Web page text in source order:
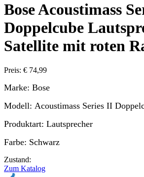
Bose Acoustimass
Doppelcube
Satellite mit roten
Preis: € 74,99
Marke: Bose
Modell: Acoustimass Series II
Produktart: Lautsprecher
Farbe: Schwarz
Zustand:
Zum Katalog